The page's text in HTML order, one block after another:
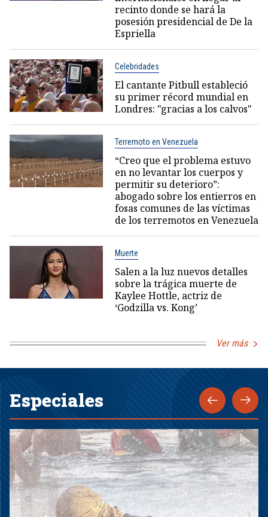
recinto donde se hará la
posesión presidencial de De la
Espriella
Celebridades
El cantante Pitbull estableció
su primer récord mundial en
Londres: "gracias a los calvos"
Terremoto en Venezuela
“Creo que el problema estuvo
en no levantar los cuerpos y
permitir su deterioro”:
abogado sobre los entierros en
fosas comunes de las víctimas
de los terremotos en Venezuela
Muerte
Salen a la luz nuevos detalles
sobre la trágica muerte de
Kaylee Hottle, actriz de
‘Godzilla vs. Kong’
Ver más
Especiales